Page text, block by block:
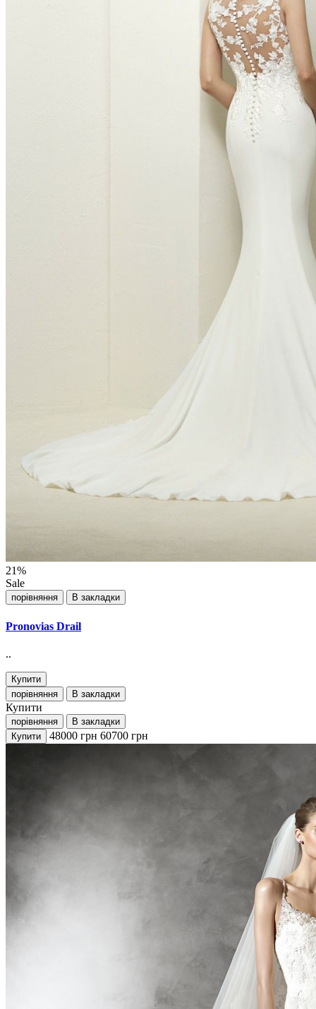
21%
Sale
порівняння В закладки
Pronovias Drail
..
Купити
порівняння
В закладки
Купити
порівняння
В закладки
Купити
48000 грн 60700 грн